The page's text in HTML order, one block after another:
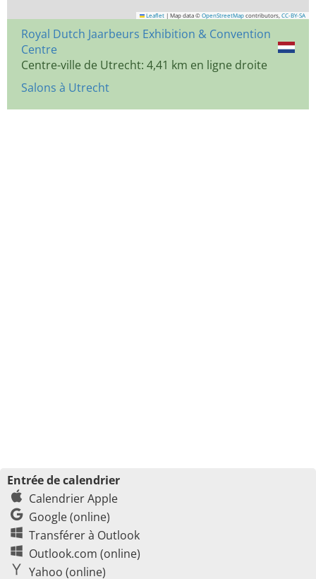
Leaflet | Map data © OpenStreetMap contributors, CC-BY-SA
Royal Dutch Jaarbeurs Exhibition & Convention
Centre
Centre-ville de Utrecht: 4,41 km en ligne droite
Salons à Utrecht
Entrée de calendrier
Calendrier Apple
Google (online)
Transférer à Outlook
Outlook.com (online)
Yahoo (online)